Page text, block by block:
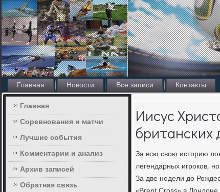
Главная Новости Все записи
Контакты
Главная
Соревнования и матчи
Лучшие события
Комментарии и анализ
Архив записей
Обратная связь
Иисус
британских
За всю свою историю
легендарных игроков,
За две недели до